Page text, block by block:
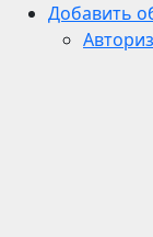
Добавить